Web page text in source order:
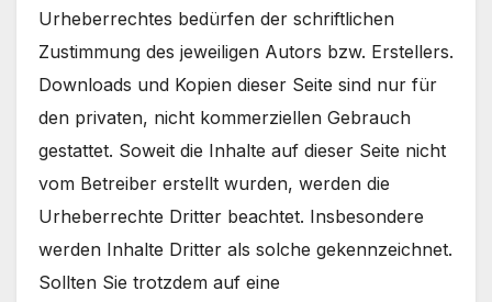
Urheberrechtes bedürfen der schriftlichen
Zustimmung des jeweiligen Autors bzw. Erstellers.
Downloads und Kopien dieser Seite sind nur für
den privaten, nicht kommerziellen Gebrauch
gestattet. Soweit die Inhalte auf dieser Seite nicht
vom Betreiber erstellt wurden, werden die
Urheberrechte Dritter beachtet. Insbesondere
werden Inhalte Dritter als solche gekennzeichnet.
Sollten Sie trotzdem auf eine